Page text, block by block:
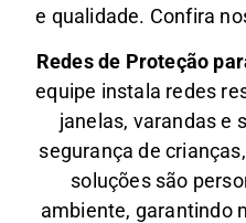
e qualidade. Confira
Redes de Proteção
equipe instala redes
janelas, varandas e
segurança de
soluções são
ambiente, garantindo